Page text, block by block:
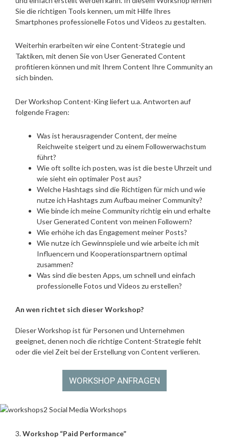
Sie die richtigen Tools kennen, um mit Hilfe Ihres
Smartphones professionelle Fotos und Videos zu gestalten.
Weiterhin erarbeiten wir eine Content-Strategie und
Taktiken, mit denen Sie von User Generated Content
profitieren können und mit Ihrem Content Ihre Community an
sich binden.
Der Workshop Content-King liefert u.a. Antworten auf
folgende Fragen:
Was ist herausragender Content, der meine
Reichweite steigert und zu einem Followerwachstum
führt?
Wie oft sollte ich posten, was ist die beste Uhrzeit und
wie sieht ein optimaler Post aus?
Welche Hashtags sind die Richtigen für mich und wie
nutze ich Hashtags zum Aufbau meiner Community?
Wie binde ich meine Community richtig ein und erhalte
User Generated Content von meinen Followern?
Wie erhöhe ich das Engagement meiner Posts?
Wie nutze ich Gewinnspiele und wie arbeite ich mit
Influencern und Kooperationspartnern optimal
zusammen?
Was sind die besten Apps, um schnell und einfach
professionelle Fotos und Videos zu erstellen?
An wen richtet sich dieser Workshop?
Dieser Workshop ist für Personen und Unternehmen
geeignet, denen noch die richtige Content-Strategie fehlt
oder die viel Zeit bei der Erstellung von Content verlieren.
3.Workshop “Paid Performance”